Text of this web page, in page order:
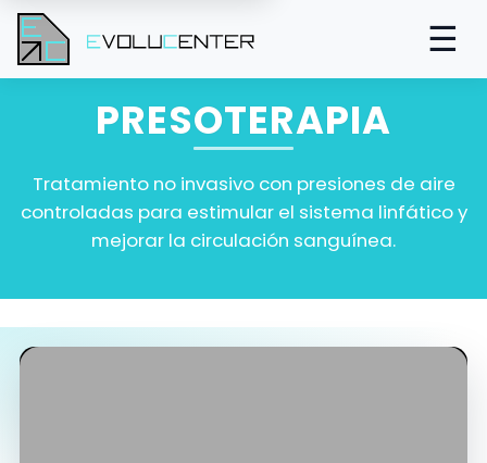
☰
PRESOTERAPIA
Tratamiento no invasivo con presiones de aire
controladas para estimular el sistema linfático y
mejorar la circulación sanguínea.